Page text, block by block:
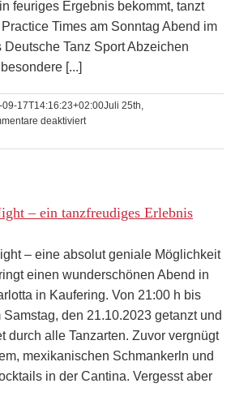
feuriges Ergebnis bekommt, tanzt
Times am Sonntag Abend im
Deutsche Tanz Sport Abzeichen
[...]
09-17T14:16:23+02:00Juli 25th,
deaktiviertfür
Test
– ein tanzfreudiges Erlebnis
– eine absolut geniale Möglichkeit
einen wunderschönen Abend in
in Kaufering. Von 21:00 h bis
den 21.10.2023 getanzt und
durch alle Tanzarten. Zuvor vergnügt
mexikanischen Schmankerln und
in der Cantina. Vergesst aber